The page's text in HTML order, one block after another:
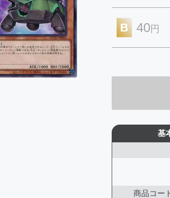
B 40円
基
商品コー